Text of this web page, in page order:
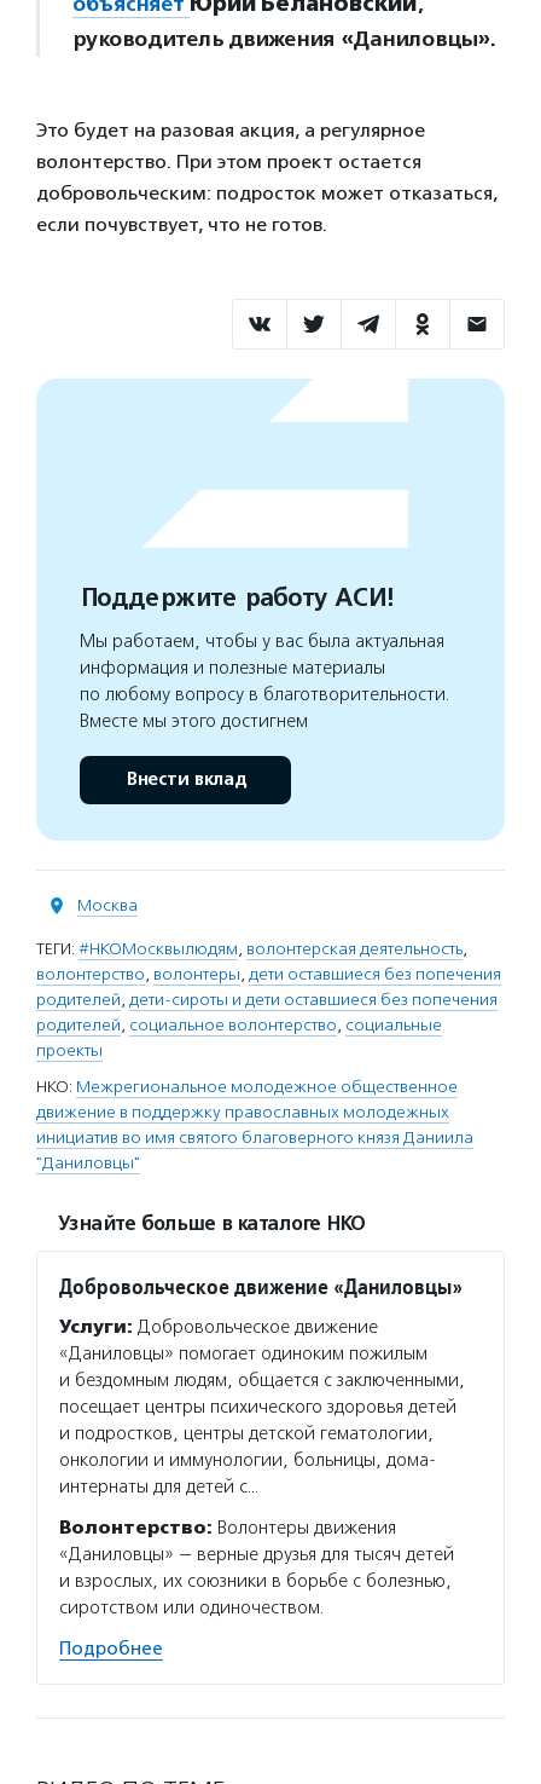
руководитель движения «Даниловцы».
Это будет на разовая акция, а регулярное
волонтерство. При этом проект остается
добровольческим: подросток может отказаться,
если почувствует, что не готов.
Поддержите работу АСИ!
Мы работаем, чтобы у вас была актуальная
информация и полезные материалы
по любому вопросу в благотворительности.
Вместе мы этого достигнем
Внести вклад
Москва
ТЕГИ: #НКОМосквылюдям, волонтерская деятельность,
волонтерство, волонтеры, дети оставшиеся без попечения
родителей, дети-сироты и дети оставшиеся без попечения
родителей, социальное волонтерство, социальные
проекты
НКО: Межрегиональное молодежное общественное
движение в поддержку православных молодежных
инициатив во имя святого благоверного князя Даниила
"Даниловцы"
Узнайте больше в каталоге НКО
Добровольческое движение «Даниловцы»
Услуги: Добровольческое движение
«Даниловцы» помогает одиноким пожилым
и бездомным людям, общается с заключенными,
посещает центры психического здоровья детей
и подростков, центры детской гематологии,
онкологии и иммунологии, больницы, дома-
интернаты для детей с…
Волонтерство: Волонтеры движения
«Даниловцы» — верные друзья для тысяч детей
и взрослых, их союзники в борьбе с болезнью,
сиротством или одиночеством.
Подробнее